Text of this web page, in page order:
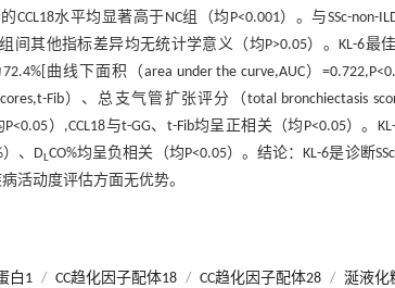
CCL18水平均显著高于NC组（均P<0.001）。与SSc-
间其他指标差异均无统计学意义（均P>0.05）。KL-6最
曲线下面积（area under the curve,AUC）
Fib）、总支气管扩张评分（total bronchiectasis
）,CCL18与t-GG、t-Fib均呈正相关（均P<0.05）。
）、DLCO%均呈负相关（均P<0.05）。结论：KL-6是诊断
病活动度评估方面无优势。
白1 / CC趋化因子配体18 / CC趋化因子配体28 / 涎液化